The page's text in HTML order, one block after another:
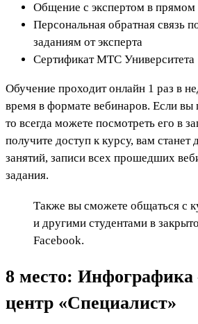
Общение с экспертом в прямом
Персональная обратная связь
заданиям от эксперта
Сертификат МТС Университета
Обучение проходит онлайн 1 раз в
время в формате вебинаров. Если вы
то всегда можете посмотреть его в
получите доступ к курсу, вам станет
занятий, записи всех прошедших
задания.
Также вы сможете общаться с
и другими студентами в
Facebook.
8 место:
центр «Специалист»